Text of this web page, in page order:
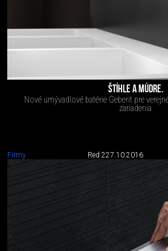
ŠTÍHLE A MÚDRE.
Nové umývadlové batérie Geberit pre
zariadenia
Firmy Red 227.10.2016